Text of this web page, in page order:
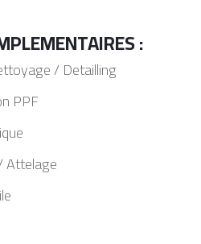
:
/ Detailling
PPF
Attelage